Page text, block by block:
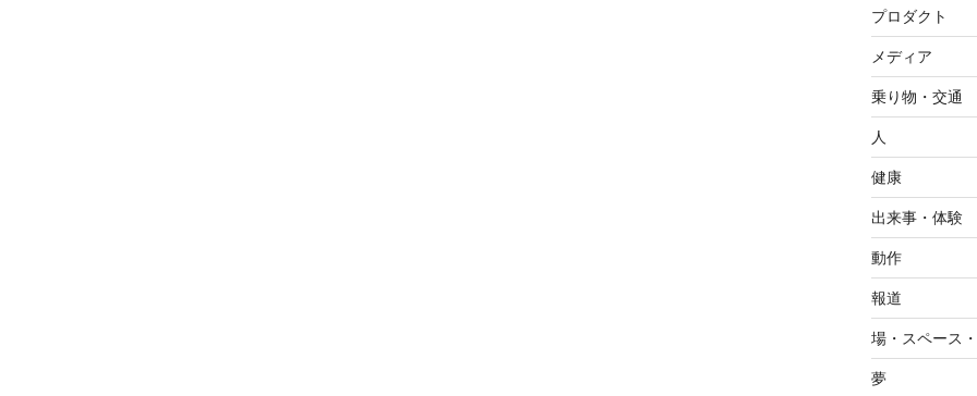
プロダクト
メディア
乗り物・交通
人
健康
出来事・体験
動作
報道
場・スペース
夢